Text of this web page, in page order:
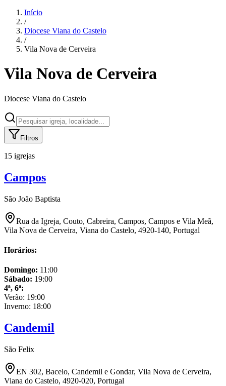
Início
/
Diocese Viana do Castelo
/
Vila Nova de Cerveira
Vila Nova de Cerveira
Diocese Viana do Castelo
Filtros
15 igrejas
Campos
São João Baptista
Rua da Igreja, Couto, Cabreira, Campos, Campos e Vila Meã,
Vila Nova de Cerveira, Viana do Castelo, 4920-140, Portugal
Horários:
Domingo: 11:00
Sábado: 19:00
4ª, 6ª:
Verão: 19:00
Inverno: 18:00
Candemil
São Felix
EN 302, Bacelo, Candemil e Gondar, Vila Nova de Cerveira,
Viana do Castelo, 4920-020, Portugal